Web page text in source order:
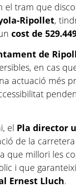
el tram que
Ripollet,
cost de
de
en cas
actuació més
el Pla director
de la
que millori les
i que
Ernest Lluch.